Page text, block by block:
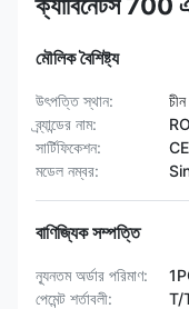
মৌলিক বৈশিষ্ট্য
উৎপত্তি স্থান:
চীন
ব্র্যান্ডের নাম:
সার্টিফিকেশন:
CE
মডেল নম্বর:
বাণিজ্যিক সম্পত্তি
ন্যূনতম অর্ডার পরিমাণ:
পেমেন্ট শর্তাবলী:
T/